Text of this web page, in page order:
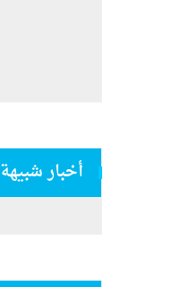
أخبار شبيهة